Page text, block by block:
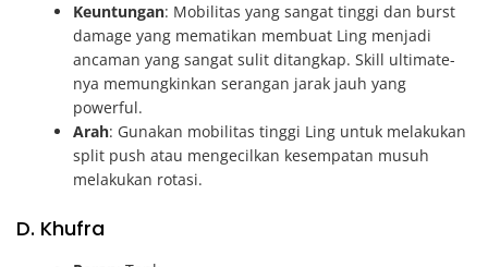
Keuntungan: Mobilitas yang sangat tinggi dan burst
damage yang mematikan membuat Ling menjadi
ancaman yang sangat sulit ditangkap. Skill ultimate-
nya memungkinkan serangan jarak jauh yang
powerful.
Arah: Gunakan mobilitas tinggi Ling untuk melakukan
split push atau mengecilkan kesempatan musuh
melakukan rotasi.
D. Khufra